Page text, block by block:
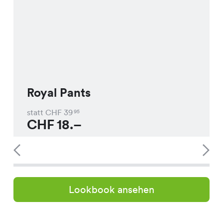
Royal Pants
statt CHF 3995
CHF18.–
Lookbook ansehen